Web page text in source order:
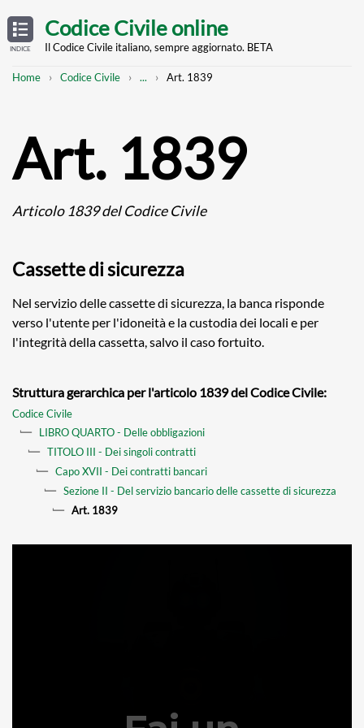
TABLE
OF
CONTENTS
INDICE
main
Codice Civile online
Il Codice Civile italiano, sempre aggiornato. BETA
Breadcrumb
Home Codice Civile
Mostra
... Art. 1839
Art. 1839
Articolo 1839 del Codice Civile
Cassette di sicurezza
Nel servizio delle cassette di sicurezza, la banca risponde
verso l'utente per l'idoneità e la custodia dei locali e per
l'integrità della cassetta, salvo il caso fortuito.
Struttura gerarchica per l'articolo 1839 del Codice Civile:
Codice Civile
LIBRO QUARTO - Delle obbligazioni
TITOLO III - Dei singoli contratti
Capo XVII - Dei contratti bancari
Sezione II - Del servizio bancario delle cassette di sicurezza
Art. 1839